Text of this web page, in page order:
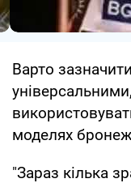
Варто
моделях
"Зараз кілька